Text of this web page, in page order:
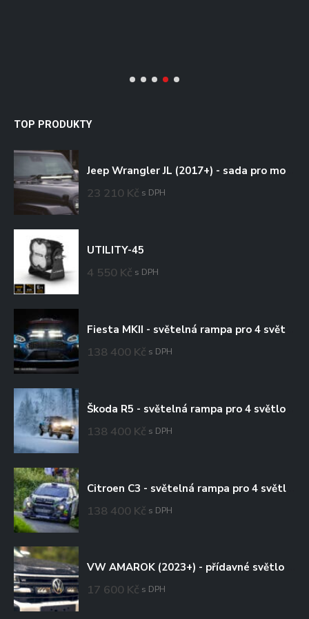
TOP PRODUKTY
23 210 Kč s DPH
UTILITY-45
4 550 Kč s DPH
138 400 Kč s DPH
138 400 Kč s DPH
138 400 Kč s DPH
17 600 Kč s DPH